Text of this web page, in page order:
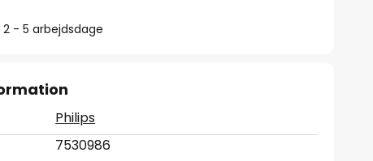
2 - 5 arbejdsdage
Philips
7530986